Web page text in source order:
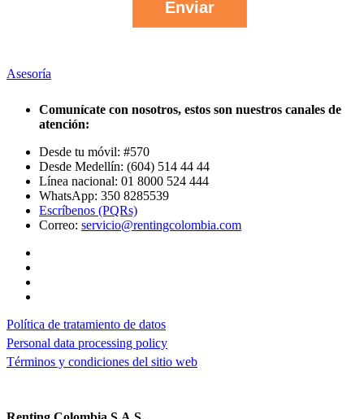
Asesoría
Comunícate con nosotros, estos son nuestros canales de
atención:
Desde tu móvil: #570
Desde Medellín: (604) 514 44 44
Línea nacional: 01 8000 524 444
WhatsApp: 350 8285539
Escríbenos (PQRs)
Correo: servicio@rentingcolombia.com
Política de tratamiento de datos
Personal data processing policy
Términos y condiciones del sitio web